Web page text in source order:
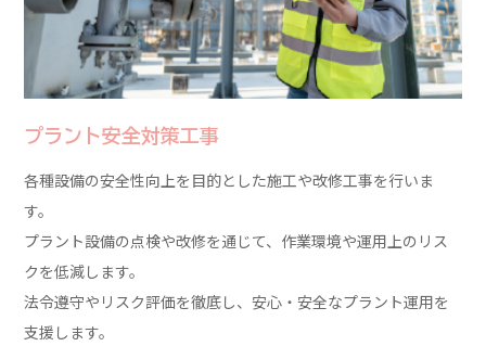
プラント安全対策工事
各種設備の安全性向上を目的とした施工や改修工事を行いま
す。
プラント設備の点検や改修を通じて、作業環境や運用上のリス
クを低減します。
法令遵守やリスク評価を徹底し、安心・安全なプラント運用を
支援します。